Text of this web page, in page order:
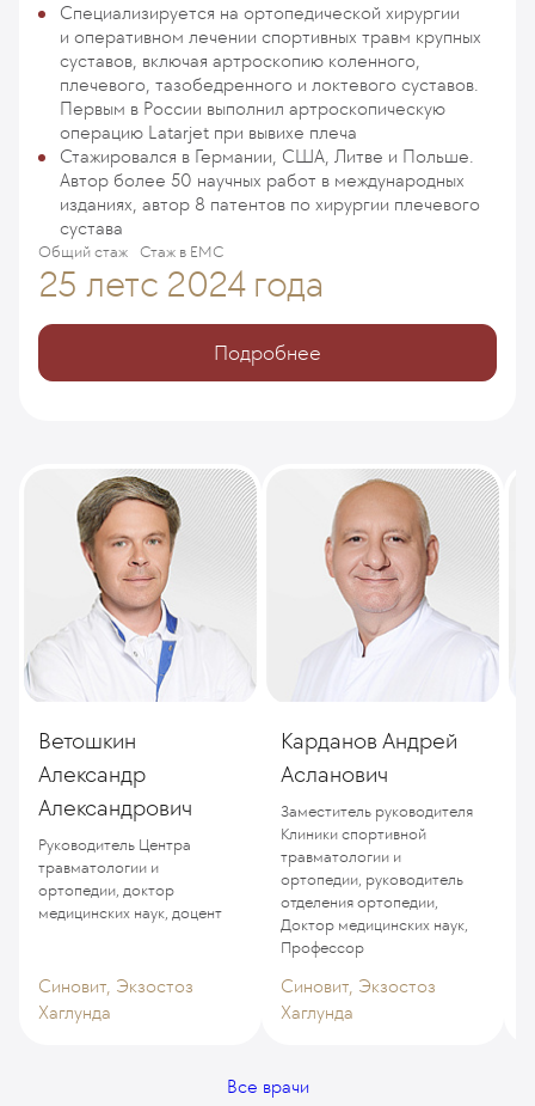
Ветошкин
Александр
Александрович
Руководитель Центра
травматологии и
ортопедии, доктор
медицинских наук, доцент
Синовит, Экзостоз
Хаглунда
Карданов Андрей
Асланович
Заместитель руководителя
Клиники спортивной
травматологии и
ортопедии, руководитель
отделения ортопедии,
Доктор медицинских наук,
Профессор
Синовит, Экзостоз
Хаглунда
Все врачи
Специализируется на ортопедической хирургии
и оперативном лечении спортивных травм крупных
суставов, включая артроскопию коленного,
плечевого, тазобедренного и локтевого суставов.
Первым в России выполнил артроскопическую
операцию Latarjet при вывихе плеча
Стажировался в Германии, США, Литве и Польше.
Автор более 50 научных работ в международных
изданиях, автор 8 патентов по хирургии плечевого
сустава
Общий стаж
25 лет
Стаж в ЕМС
с 2024 года
Подробнее